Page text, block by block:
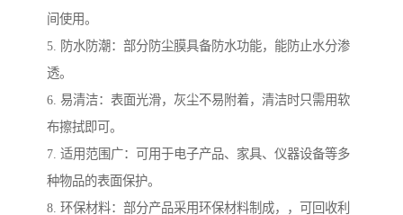
间使用。
5. 防水防潮：部分防尘膜具备防水功能，能防止水分渗
透。
6. 易清洁：表面光滑，灰尘不易附着，清洁时只需用软
布擦拭即可。
7. 适用范围广：可用于电子产品、家具、仪器设备等多
种物品的表面保护。
8. 环保材料：部分产品采用环保材料制成，，可回收利